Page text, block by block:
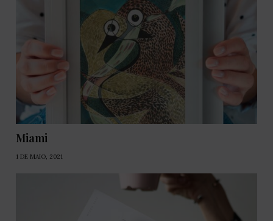
Miami
1 DE MAIO, 2021